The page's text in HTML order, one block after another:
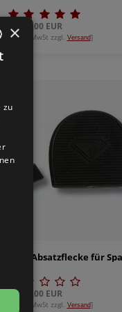
4,00 EUR
19% MwSt zzgl. Versand]
4,00 EUR
[inkl. 19% MwSt zzgl. Versand]
×
zu